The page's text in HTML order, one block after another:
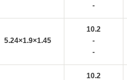
-
5.24×1.9×1.45
10.2
-
-
10.2